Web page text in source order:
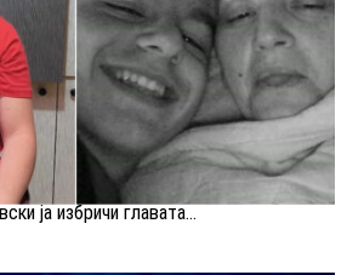
ја избричи главата...